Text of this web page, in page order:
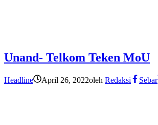
Unand- Telkom Teken MoU
Headline April 26, 2022oleh Redaksi Sebar